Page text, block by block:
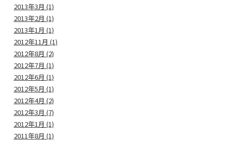
2013年3月 (1)
2013年2月 (1)
2013年1月 (1)
2012年11月 (1)
2012年8月 (2)
2012年7月 (1)
2012年6月 (1)
2012年5月 (1)
2012年4月 (2)
2012年3月 (7)
2012年1月 (1)
2011年8月 (1)